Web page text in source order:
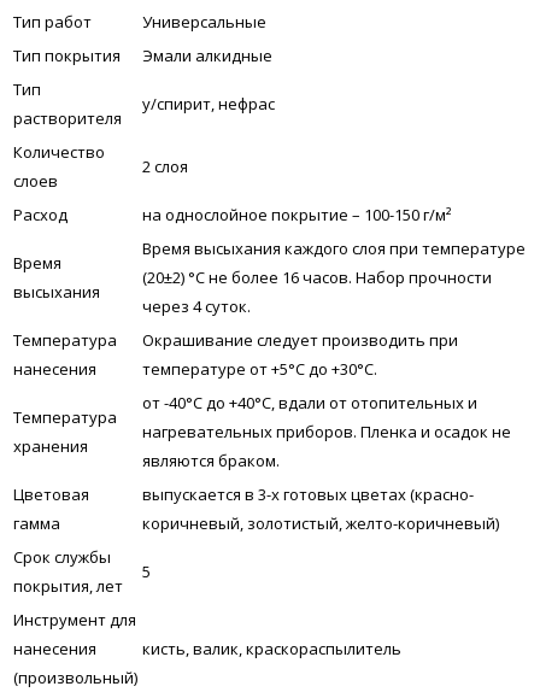
Тип работ
Универсальные
Тип покрытия
Эмали алкидные
Тип
растворителя
у/спирит, нефрас
Количество
слоев
2 слоя
Расход на однослойное покрытие – 100-150 г/м²
Время
высыхания
Время высыхания каждого слоя при температуре
(20±2) °С не более 16 часов. Набор прочности
через 4 суток.
Температура
нанесения
Окрашивание следует производить при
температуре от +5°С до +30°С.
Температура
хранения
от -40°С до +40°С, вдали от отопительных и
нагревательных приборов. Пленка и осадок не
являются браком.
Цветовая
гамма
выпускается в 3-х готовых цветах (красно-
коричневый, золотистый, желто-коричневый)
Срок службы
покрытия, лет
5
Инструмент для
нанесения
(произвольный)
кисть, валик, краскораспылитель